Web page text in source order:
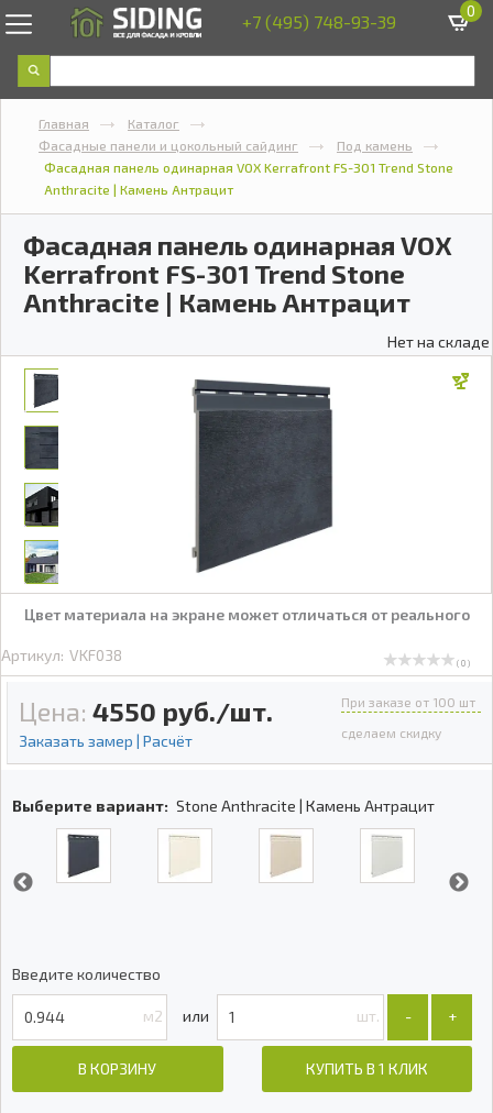
+7 (495) 748-93-39 0
Главная
Каталог
Фасадные панели и цокольный сайдинг
Под камень
Фасадная панель одинарная VOX Kerrafront FS-301 Trend Stone
Anthracite | Камень Антрацит
Фасадная панель одинарная VOX
Kerrafront FS-301 Trend Stone
Anthracite | Камень Антрацит
Нет на складе
Цвет материала на экране может отличаться от реального
Артикул: VKF038 ( 0 )
Цена: 4550 руб./шт.
Заказать замер | Расчёт
При заказе от 100 шт
сделаем скидку
Выберите вариант: Stone Anthracite | Камень Антрацит
Введите количество
м2 шт. +
-
В КОРЗИНУ КУПИТЬ В 1 КЛИК